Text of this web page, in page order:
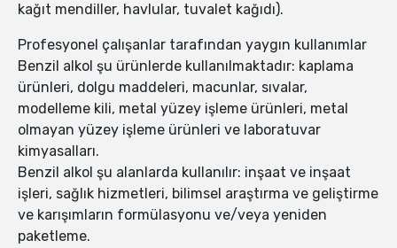
kağıt mendiller, havlular, tuvalet kağıdı).
Profesyonel çalışanlar tarafından yaygın kullanımlar
Benzil alkol şu ürünlerde kullanılmaktadır: kaplama
ürünleri, dolgu maddeleri, macunlar, sıvalar,
modelleme kili, metal yüzey işleme ürünleri, metal
olmayan yüzey işleme ürünleri ve laboratuvar
kimyasalları.
Benzil alkol şu alanlarda kullanılır: inşaat ve inşaat
işleri, sağlık hizmetleri, bilimsel araştırma ve geliştirme
ve karışımların formülasyonu ve/veya yeniden
paketleme.